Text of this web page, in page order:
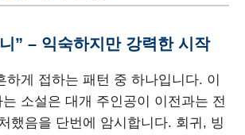
” – 익숙하지만 강력한 시작
하게 접하는 패턴 중 하나입니다. 이
소설은 대개 주인공이 이전과는 전
했음을 단번에 암시합니다. 회귀, 빙